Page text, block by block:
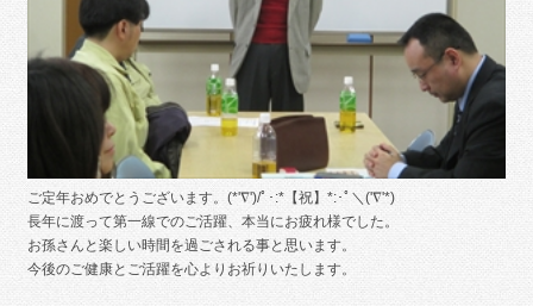
ご定年おめでとうございます。(*'∇')/ﾟ･:*【祝】*:･ﾟ＼('∇'*)
長年に渡って第一線でのご活躍、本当にお疲れ様でした。
お孫さんと楽しい時間を過ごされる事と思います。
今後のご健康とご活躍を心よりお祈りいたします。